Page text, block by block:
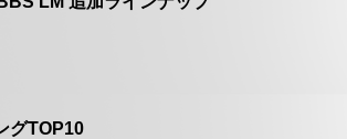
グTOP10